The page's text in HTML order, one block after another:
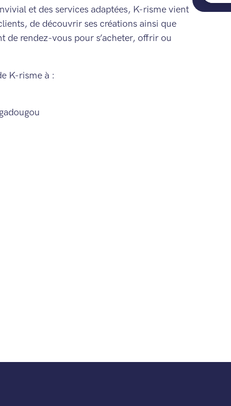
et des services adaptées, K-risme vient
de découvrir ses créations ainsi que
de rendez-vous pour s’acheter, offrir ou
K-risme à :